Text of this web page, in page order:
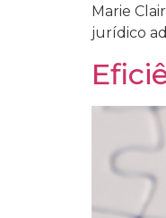
Marie
jurídico